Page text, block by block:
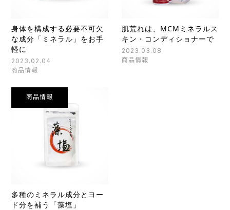
身体を構成する必要不可欠
な成分「ミネラル」をお手
軽に
2023.02.04
商品情報
肌荒れは、MCMミネラルス
キン・コンディショナーで
2023.03.08
商品情報
商品情報
多種のミネラル成分とヨー
ド分を補う「藻塩」